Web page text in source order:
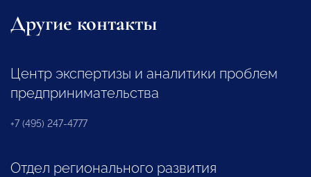
Другие контакты
Центр экспертизы и аналитики проблем
предпринимательства
+7 (495) 247-4777
Отдел регионального развития